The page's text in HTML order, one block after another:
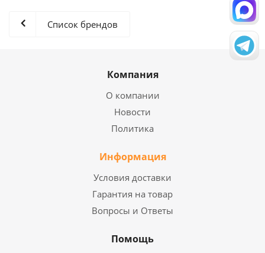
Список брендов
Компания
О компании
Новости
Политика
Информация
Условия доставки
Гарантия на товар
Вопросы и Ответы
Помощь